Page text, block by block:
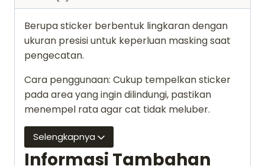
Berupa sticker berbentuk lingkaran dengan
ukuran presisi untuk keperluan masking saat
pengecatan.
Cara penggunaan: Cukup tempelkan sticker
pada area yang ingin dilindungi, pastikan
menempel rata agar cat tidak meluber.
Selengkapnya
Informasi Tambahan